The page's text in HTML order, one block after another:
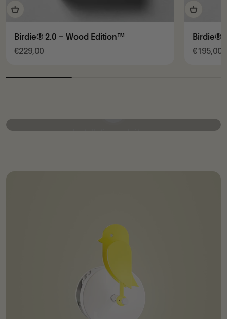
Birdie® 2.0 – Wood Edition™
Angebot
€229,00
Birdie®
Angebot
€195,00
Installationsanleitung